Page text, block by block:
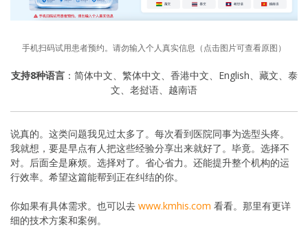
手机扫码试用患者预约。请勿输入个人真实信息（点击图片可查看原图）
支持8种语言：简体中文、繁体中文、香港中文、English、藏文、泰
文、老挝语、越南语
说真的。这类问题我见过太多了。每次看到医院同事为选型头疼。
我就想，要是早点有人把这些经验分享出来就好了。毕竟。选择不
对。后面全是麻烦。选择对了。省心省力。还能提升整个机构的运
行效率。希望这篇能帮到正在纠结的你。
你如果有具体需求。也可以去 www.kmhis.com 看看。那里有更详
细的技术方案和案例。